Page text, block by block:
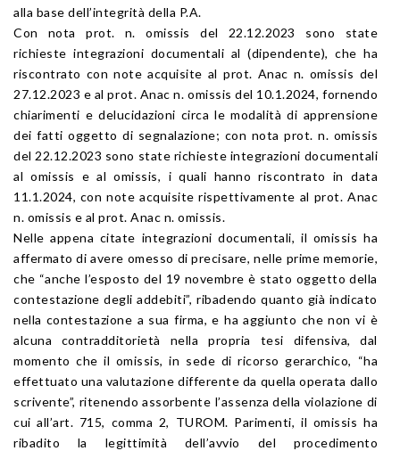
alla base dell’integrità della P.A.
Con nota prot. n. omissis del 22.12.2023 sono state
richieste integrazioni documentali al (dipendente), che ha
riscontrato con note acquisite al prot. Anac n. omissis del
27.12.2023 e al prot. Anac n. omissis del 10.1.2024, fornendo
chiarimenti e delucidazioni circa le modalità di apprensione
dei fatti oggetto di segnalazione; con nota prot. n. omissis
del 22.12.2023 sono state richieste integrazioni documentali
al omissis e al omissis, i quali hanno riscontrato in data
11.1.2024, con note acquisite rispettivamente al prot. Anac
n. omissis e al prot. Anac n. omissis.
Nelle appena citate integrazioni documentali, il omissis ha
affermato di avere omesso di precisare, nelle prime memorie,
che “anche l’esposto del 19 novembre è stato oggetto della
contestazione degli addebiti”, ribadendo quanto già indicato
nella contestazione a sua firma, e ha aggiunto che non vi è
alcuna contradditorietà nella propria tesi difensiva, dal
momento che il omissis, in sede di ricorso gerarchico, “ha
effettuato una valutazione differente da quella operata dallo
scrivente”, ritenendo assorbente l’assenza della violazione di
cui all’art. 715, comma 2, TUROM. Parimenti, il omissis ha
ribadito la legittimità dell’avvio del procedimento